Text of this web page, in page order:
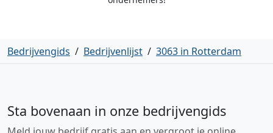
Bedrijvengids / Bedrijvenlijst / 3063 in Rotterdam
Sta bovenaan in onze bedrijvengids